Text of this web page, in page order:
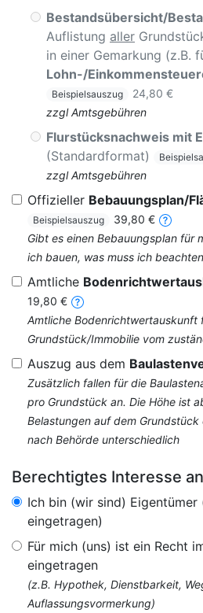
Bestandsübersicht/
Auflistung aller
in einer Gemarkung (z.B.
Lohn-/
Beispielsauszug
24,80 €
zzgl Amtsgebühren
Flurstücksnachweis mit
(Standardformat)
zzgl Amtsgebühren
Offizieller Bebauungsplan/
Beispielsauszug
39,80 €
Gibt es einen Bebauungsplan für
ich bauen, was muss ich
Amtliche
19,80 €
Amtliche Bodenrichtwertauskunft
Grundstück/Immobilie vom
Auszug aus dem
Zusätzlich fallen für die
pro Grundstück an. Die Höhe ist
Belastungen auf dem
nach Behörde unterschiedlich
Berechtigtes Interesse
Ich bin (wir sind) Eigentümer
eingetragen)
Für mich (uns) ist ein Recht
eingetragen
(z.B. Hypothek, Dienstbarkeit,
Auflassungsvormerkung)